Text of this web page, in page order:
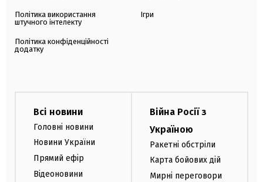
Політика використання
штучного інтелекту
Політика конфіденційності
додатку
Ігри
Всі новини
Головні новини
Новини України
Прямий ефір
Відеоновини
Війна Росії з
Україною
Ракетні обстріли
Карта бойових дій
Мирні переговори